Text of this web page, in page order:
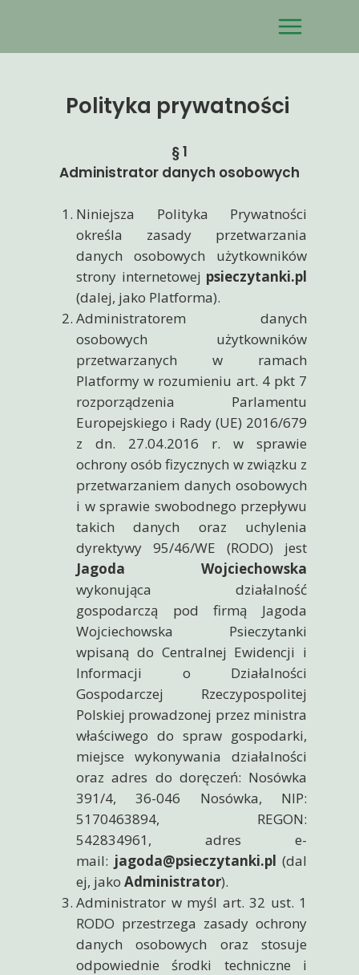
Polityka prywatności
§ 1
Administrator danych osobowych
Niniejsza Polityka Prywatności
określa zasady przetwarzania
danych osobowych użytkowników
strony internetowej psieczytanki.pl
(dalej, jako Platforma).
Administratorem danych
osobowych użytkowników
przetwarzanych w ramach
Platformy w rozumieniu art. 4 pkt 7
rozporządzenia Parlamentu
Europejskiego i Rady (UE) 2016/679
z dn. 27.04.2016 r. w sprawie
ochrony osób fizycznych w związku z
przetwarzaniem danych osobowych
i w sprawie swobodnego przepływu
takich danych oraz uchylenia
dyrektywy 95/46/WE (RODO) jest
Jagoda Wojciechowska
wykonująca działalność
gospodarczą pod firmą Jagoda
Wojciechowska Psieczytanki
wpisaną do Centralnej Ewidencji i
Informacji o Działalności
Gospodarczej Rzeczypospolitej
Polskiej prowadzonej przez ministra
właściwego do spraw gospodarki,
miejsce wykonywania działalności
oraz adres do doręczeń: Nosówka
391/4, 36-046 Nosówka, NIP:
5170463894, REGON:
542834961, adres e-
mail: jagoda@psieczytanki.pl (dal
ej, jako Administrator).
Administrator w myśl art. 32 ust. 1
RODO przestrzega zasady ochrony
danych osobowych oraz stosuje
odpowiednie środki techniczne i